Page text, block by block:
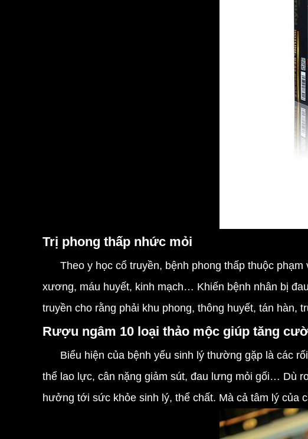
Trị phong thấp nhức mỏi
Theo y học cổ truyền, bệnh phong thấp thuộc phạm
xương, máu huyết, kinh mạch… Khiến bệnh nhân bị
truyền cho rằng phải khu phong, thông huyết, tán
Rượu ngâm 10 loại thảo mộc giúp tăng
Biểu hiện của bệnh yếu sinh lý thường gặp là các
thể lao lực, cân nặng giảm sút, đau lưng mỏi gối… Dù
hưởng tới sức khỏe sinh lý, thể chất. Mà cả tâm lý của